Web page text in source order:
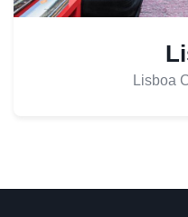
Lisboa